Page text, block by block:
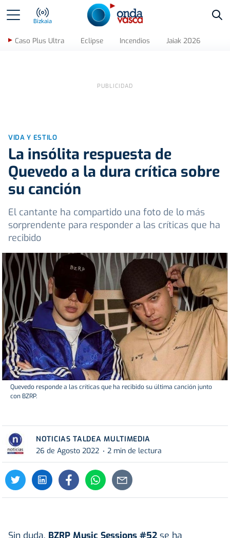
Bizkaia
Caso Plus Ultra Eclipse Incendios Jaiak 2026
VIDA Y ESTILO
La insólita respuesta de
Quevedo a la dura crítica sobre
su canción
El cantante ha compartido una foto de lo más
sorprendente para responder a las críticas que ha
recibido
Quevedo responde a las críticas que ha recibido su última canción junto
con BZRP.
NOTICIAS TALDEA MULTIMEDIA
26 de Agosto 2022
2 min de lectura
Sin duda, BZRP Music Sessions #52 se ha